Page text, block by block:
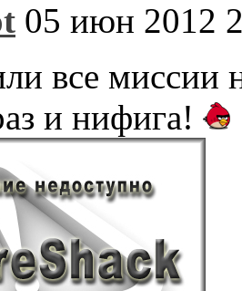
05 июн 2012
все миссии
и нифига!